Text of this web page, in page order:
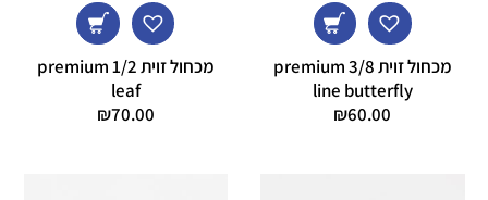
מכחול זוית 3/8 premium
line butterfly
₪60.00
מכחול זוית 1/2 premium
leaf
₪70.00